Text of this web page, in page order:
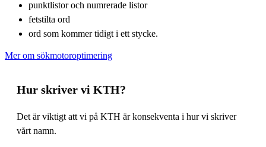
punktlistor och numrerade listor
fetstilta ord
ord som kommer tidigt i ett stycke.
Mer om sökmotoroptimering
Hur skriver vi KTH?
Det är viktigt att vi på KTH är konsekventa i hur vi skriver
vårt namn.